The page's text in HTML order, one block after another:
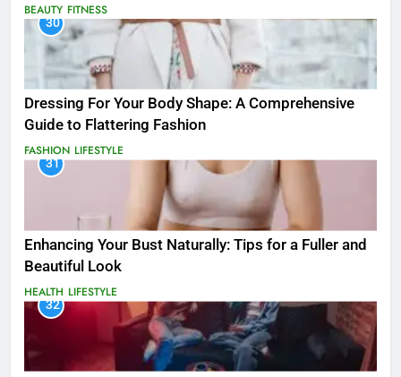
BEAUTY FITNESS
30
Dressing For Your Body Shape: A Comprehensive
Guide to Flattering Fashion
FASHION LIFESTYLE
31
Enhancing Your Bust Naturally: Tips for a Fuller and
Beautiful Look
HEALTH LIFESTYLE
32